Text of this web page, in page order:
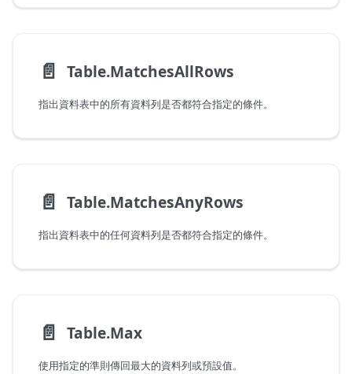
📄️ Table.MatchesAllRows
指出資料表中的所有資料列是否都符合指定的條件。
📄️ Table.MatchesAnyRows
指出資料表中的任何資料列是否都符合指定的條件。
📄️ Table.Max
使用指定的準則傳回最大的資料列或預設值。